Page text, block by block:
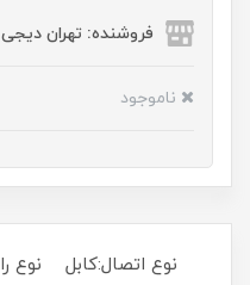
فروشنده: تهران دیجی
ناموجود